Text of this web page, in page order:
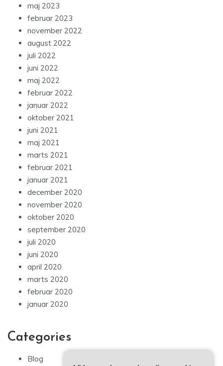
maj 2023
februar 2023
november 2022
august 2022
juli 2022
juni 2022
maj 2022
februar 2022
januar 2022
oktober 2021
juni 2021
maj 2021
marts 2021
februar 2021
januar 2021
december 2020
november 2020
oktober 2020
september 2020
juli 2020
juni 2020
april 2020
marts 2020
februar 2020
januar 2020
Categories
Blog